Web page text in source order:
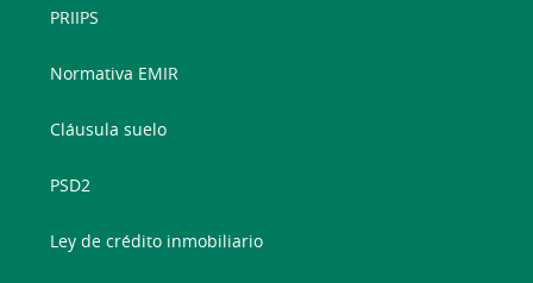
PRIIPS
Normativa EMIR
Cláusula suelo
PSD2
Ley de crédito inmobiliario